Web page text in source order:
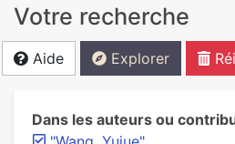
Votre recherche
Aide Explorer
Dans les auteurs ou